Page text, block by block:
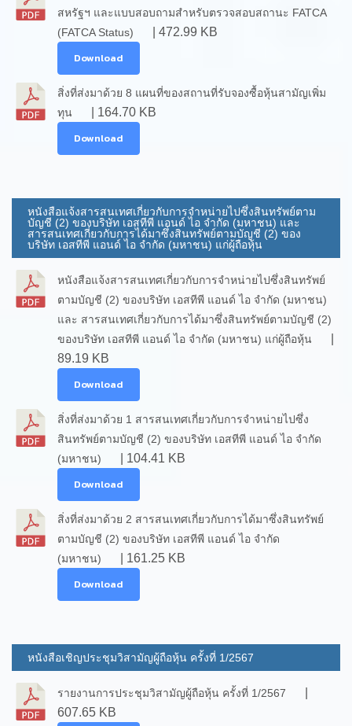
สหรัฐฯ และแบบสอบถามสำหรับตรวจสอบสถานะ FATCA
(FATCA Status)
| 472.99 KB
Download
สิ่งที่ส่งมาด้วย 8 แผนที่ของสถานที่รับจองซื้อหุ้นสามัญเพิ่ม
ทุน
| 164.70 KB
Download
หนังสือแจ้งสารสนเทศเกี่ยวกับการจำหน่ายไปซึ่งสินทรัพย์ตาม
บัญชี (2) ของบริษัท เอสทีพี แอนด์ ไอ จำกัด (มหาชน) และ
สารสนเทศเกี่ยวกับการได้มาซึ่งสินทรัพย์ตามบัญชี (2) ของ
บริษัท เอสทีพี แอนด์ ไอ จำกัด (มหาชน) แก่ผู้ถือหุ้น
หนังสือแจ้งสารสนเทศเกี่ยวกับการจำหน่ายไปซึ่งสินทรัพย์
ตามบัญชี (2) ของบริษัท เอสทีพี แอนด์ ไอ จำกัด (มหาชน)
และ สารสนเทศเกี่ยวกับการได้มาซึ่งสินทรัพย์ตามบัญชี (2)
ของบริษัท เอสทีพี แอนด์ ไอ จำกัด (มหาชน) แก่ผู้ถือหุ้น
89.19 KB
Download
สิ่งที่ส่งมาด้วย 1 สารสนเทศเกี่ยวกับการจำหน่ายไปซึ่ง
สินทรัพย์ตามบัญชี (2) ของบริษัท เอสทีพี แอนด์ ไอ จำกัด
(มหาชน)
| 104.41 KB
Download
สิ่งที่ส่งมาด้วย 2 สารสนเทศเกี่ยวกับการได้มาซึ่งสินทรัพย์
ตามบัญชี (2) ของบริษัท เอสทีพี แอนด์ ไอ จำกัด
(มหาชน)
| 161.25 KB
Download
หนังสือเชิญประชุมวิสามัญผู้ถือหุ้น ครั้งที่ 1/2567
รายงานการประชุมวิสามัญผู้ถือหุ้น ครั้งที่ 1/2567
607.65 KB